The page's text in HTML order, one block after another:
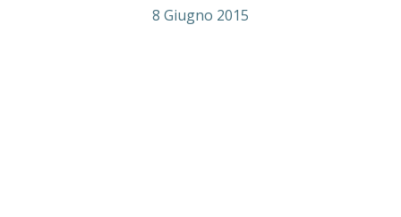
8 Giugno 2015